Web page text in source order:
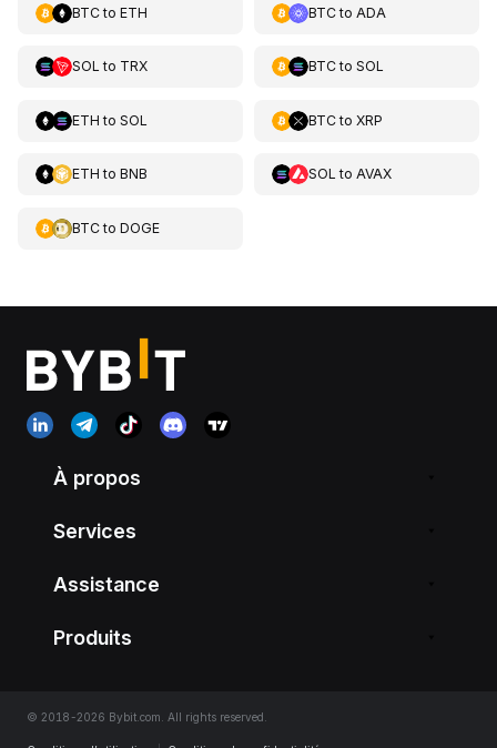
BTCto ETH BTCto ADA
SOL to TRX BTCto SOL
ETH to SOL BTCto XRP
ETH to BNB SOL to AVAX
BTCto DOGE
À propos
Services
Assistance
Produits
© 2018-2026 Bybit.com. All rights reserved.